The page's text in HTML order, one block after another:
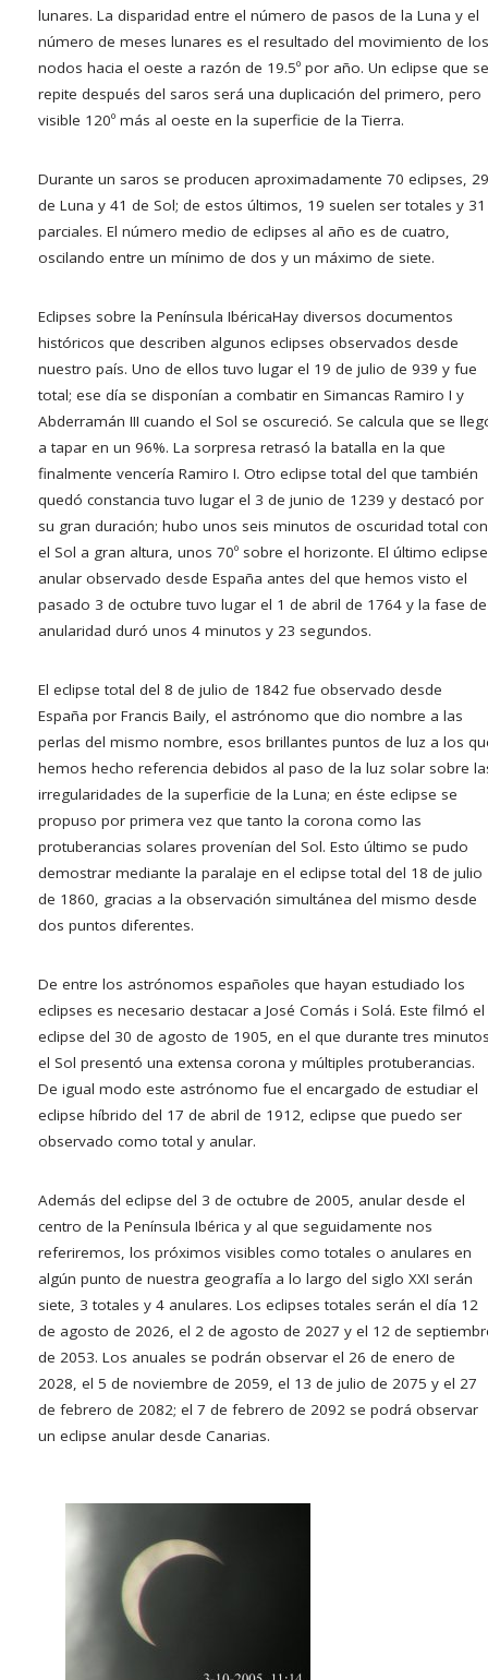
lunares. La disparidad entre el número de pasos de la Luna y el
número de meses lunares es el resultado del movimiento de los
nodos hacia el oeste a razón de 19.5º por año. Un eclipse que se
repite después del saros será una duplicación del primero, pero
visible 120º más al oeste en la superficie de la Tierra.
Durante un saros se producen aproximadamente 70 eclipses, 29
de Luna y 41 de Sol; de estos últimos, 19 suelen ser totales y 31
parciales. El número medio de eclipses al año es de cuatro,
oscilando entre un mínimo de dos y un máximo de siete.
Eclipses sobre la Península IbéricaHay diversos documentos
históricos que describen algunos eclipses observados desde
nuestro país. Uno de ellos tuvo lugar el 19 de julio de 939 y fue
total; ese día se disponían a combatir en Simancas Ramiro I y
Abderramán III cuando el Sol se oscureció. Se calcula que se
a tapar en un 96%. La sorpresa retrasó la batalla en la que
finalmente vencería Ramiro I. Otro eclipse total del que también
quedó constancia tuvo lugar el 3 de junio de 1239 y destacó por
su gran duración; hubo unos seis minutos de oscuridad total con
el Sol a gran altura, unos 70º sobre el horizonte. El último eclipse
anular observado desde España antes del que hemos visto el
pasado 3 de octubre tuvo lugar el 1 de abril de 1764 y la fase de
anularidad duró unos 4 minutos y 23 segundos.
El eclipse total del 8 de julio de 1842 fue observado desde
España por Francis Baily, el astrónomo que dio nombre a las
perlas del mismo nombre, esos brillantes puntos de luz a los
hemos hecho referencia debidos al paso de la luz solar sobre
irregularidades de la superficie de la Luna; en éste eclipse se
propuso por primera vez que tanto la corona como las
protuberancias solares provenían del Sol. Esto último se pudo
demostrar mediante la paralaje en el eclipse total del 18 de julio
de 1860, gracias a la observación simultánea del mismo desde
dos puntos diferentes.
De entre los astrónomos españoles que hayan estudiado los
eclipses es necesario destacar a José Comás i Solá. Este filmó el
eclipse del 30 de agosto de 1905, en el que durante tres
el Sol presentó una extensa corona y múltiples protuberancias.
De igual modo este astrónomo fue el encargado de estudiar el
eclipse híbrido del 17 de abril de 1912, eclipse que puedo ser
observado como total y anular.
Además del eclipse del 3 de octubre de 2005, anular desde el
centro de la Península Ibérica y al que seguidamente nos
referiremos, los próximos visibles como totales o anulares en
algún punto de nuestra geografía a lo largo del siglo XXI serán
siete, 3 totales y 4 anulares. Los eclipses totales serán el día 12
de agosto de 2026, el 2 de agosto de 2027 y el 12 de
de 2053. Los anuales se podrán observar el 26 de enero de
2028, el 5 de noviembre de 2059, el 13 de julio de 2075 y el 27
de febrero de 2082; el 7 de febrero de 2092 se podrá observar
un eclipse anular desde Canarias.